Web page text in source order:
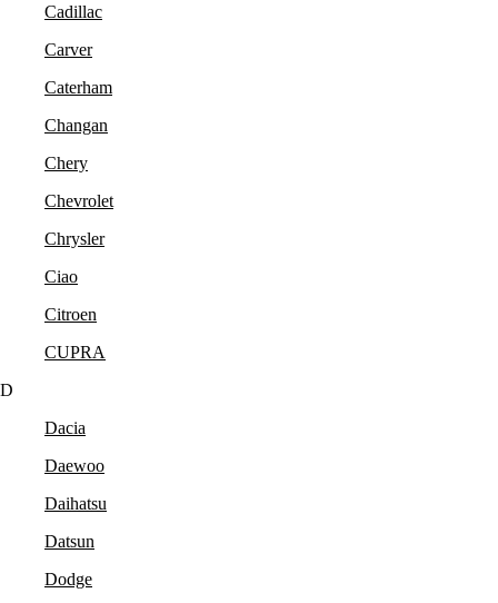
Cadillac
Carver
Caterham
Changan
Chery
Chevrolet
Chrysler
Ciao
Citroen
CUPRA
D
Dacia
Daewoo
Daihatsu
Datsun
Dodge